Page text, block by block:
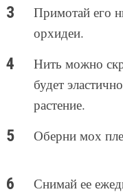
Примотай его
орхидеи.
Нить можно
будет
растение.
Оберни мох
Снимай ее